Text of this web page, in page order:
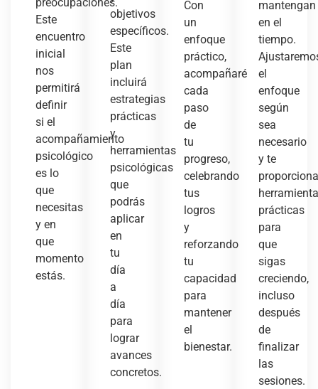
Este
encuentro
inicial
nos
permitirá
definir
si el
acompañamiento
psicológico
es lo
que
necesitas
y en
que
momento
estás.
objetivos
específicos.
Este
plan
incluirá
estrategias
prácticas
y
herramientas
psicológicas
que
podrás
aplicar
en
tu
día
a
día
para
lograr
avances
concretos.
Con
un
enfoque
práctico,
acompañaré
cada
paso
de
tu
progreso,
celebrando
tus
logros
y
reforzando
tu
capacidad
para
mantener
el
bienestar.
mantengan
en el
tiempo.
el
enfoque
según
sea
necesario
y te
prácticas
para
que
sigas
creciendo,
incluso
después
de
finalizar
las
sesiones.